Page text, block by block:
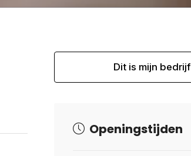
Dit is mijn bedrijf
Openingstijden